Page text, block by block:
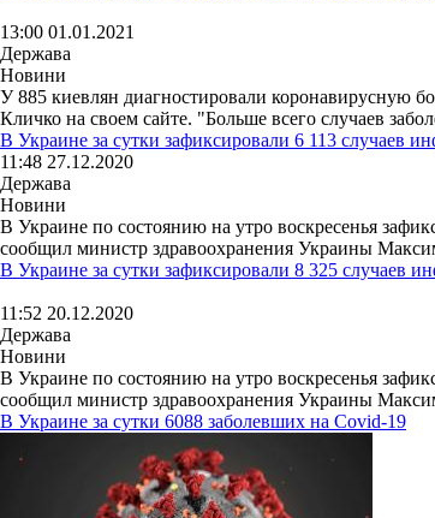
13:00 01.01.2021
Держава
Новини
У 885 киевлян диагностировали коронавирусную
Кличко на своем сайте. "Больше всего случаев
В Украине за сутки зафиксировали 6 113 случаев
11:48 27.12.2020
Держава
Новини
В Украине по состоянию на утро воскресенья
сообщил министр здравоохранения Украины
В Украине за сутки зафиксировали 8 325 случаев
11:52 20.12.2020
Держава
Новини
В Украине по состоянию на утро воскресенья
сообщил министр здравоохранения Украины
В Украине за сутки 6088 заболевших на Covid-19